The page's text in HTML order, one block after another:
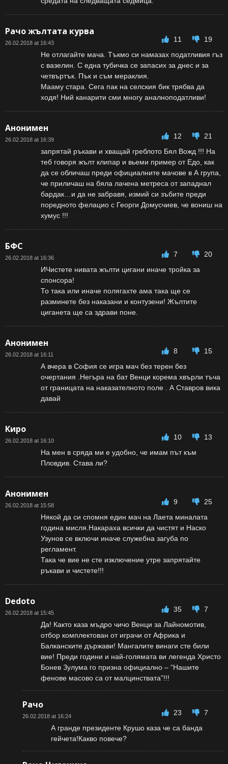
Рачо жълтата курва
26.02.2018 at 16:43 11
19
Не отлагайте мача. Тъкмо си намазах податливия гъз
с вазелин. С една тубичка се запасих за днес и за
четвъртък. Пък и съм мераклия.
Мааму стара. Сега пак на селския бик трябва да
ходя! Ний канарити сми многу аналноподатливи!
Анонимен
26.02.2018 at 16:39 12
21
запрятай ръкави и хващай греблото Бял Вожд !!! На
теб говоря жълт клипар и вьеми пример от Едо, как
да се обличаш преди официалните мачове в А група,
че приличаш на бяла лачена метреса от западнал
бардак…и да не забравя, измий си зъбите преди
поредното фелацио с Георги Домусчиев, че вониш на
хумус !!!
БФС
26.02.2018 at 16:36 7
20
ИЧистете нивата жълти цигани иначе тройка за
спонсора!
То така или иначе полягахте ама така ще се
разминете без наказани и контузени! Жълтите
циганета ще са здрави поне.
Анонимен
26.02.2018 at 16:11 8
15
А вчера в София се игра мач без терен без
очертания .Негъра на бат Венци корема хвърли тъча
от границата на наказателното поле . А Ставров вика
давай
Киро
26.02.2018 at 16:10 10
13
На мен в сряда ми е удобно, че имам път към
Пловдив. Става ли?
Анонимен
26.02.2018 at 15:58 9
25
Някой да си спомня един мач на Лаета миналата
година мисля.Накараха всички да чистят и Наско
Узунов се включи иначе служебна загуба по
регламент.
Така че вие не сте изключение утре запрятайте
ръкави и чистете!!!
Dedoto
26.02.2018 at 15:45 35
7
Да! Както каза мъдро чичо Венци за Лайномотив,
отбор комплектован от играчи от Африка и
Балканските държави! Мангалите винаги сте били
вие! Преди години и най-голямата ви легенда Христо
Бонев Зулума го призна официално – “Нашите
фенове масово са от малцинствата”!!!
Рачо
26.02.2018 at 16:24 23
7
А гранде президенте Крушо каза че са банда
гейчета!Какво повече?